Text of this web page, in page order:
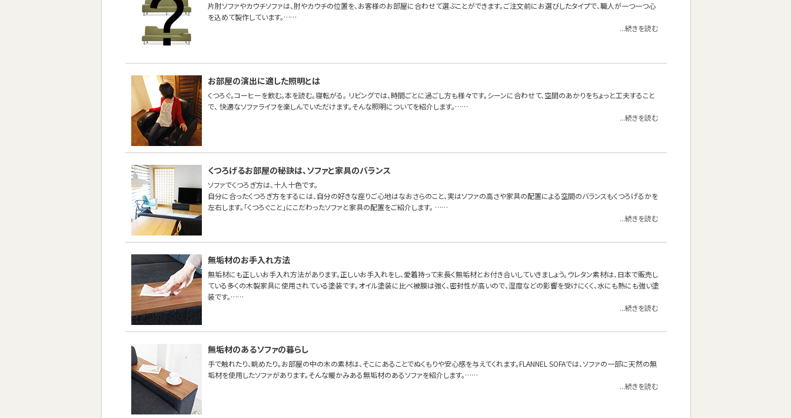
片肘ソファやカウチソファは、肘やカウチの位置を、お客様のお部屋に合わせて選ぶことができます。ご注文前にお選びしたタイプで、職人が一つ一つ心
を込めて製作しています。……
...続きを読む
お部屋の演出に適した照明とは
くつろぐ。コーヒーを飲む。本を読む。寝転がる。 リビングでは、時間ごとに過ごし方も様々です。シーンに合わせて、空間のあかりをちょっと工夫すること
で、 快適なソファライフを楽しんでいただけます。そんな照明についてを紹介します。……
...続きを読む
くつろげるお部屋の秘訣は、ソファと家具のバランス
ソファでくつろぎ方は、十人十色です。
自分に合ったくつろぎ方をするには、自分の好きな座りご心地はなおさらのこと、実はソファの高さや家具の配置による空間のバランスもくつろげるかを
左右します。「くつろぐこと」にこだわったソファと家具の配置をご紹介します。 ……
...続きを読む
無垢材のお手入れ方法
無垢材にも正しいお手入れ方法があります。正しいお手入れをし、愛着持って末長く無垢材とお付き合いしていきましょう。ウレタン素材は、日本で販売し
ている多くの木製家具に使用されている塗装です。オイル塗装に比べ被膜は強く、密封性が高いので、湿度などの影響を受けにくく、水にも熱にも強い塗
装です。……
...続きを読む
無垢材のあるソファの暮らし
手で触れたり、眺めたり。お部屋の中の木の素材は、そこにあることでぬくもりや安心感を与えてくれます。FLANNEL SOFAでは、ソファの一部に天然の無
垢材を使用したソファがあります。そんな暖かみある無垢材のあるソファを紹介します。……
...続きを読む